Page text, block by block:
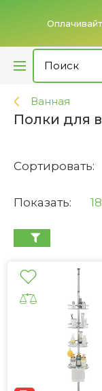
Ванная
Полки для
Сортировать:
Показать: 18